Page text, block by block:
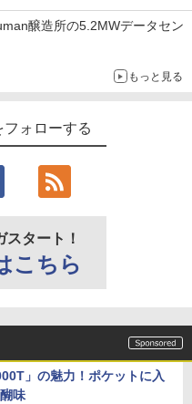
醸造所の5.2MWデータセン
もっと見る
フォローする
スタート！
こちら
」の魅力！ポケットに入
味